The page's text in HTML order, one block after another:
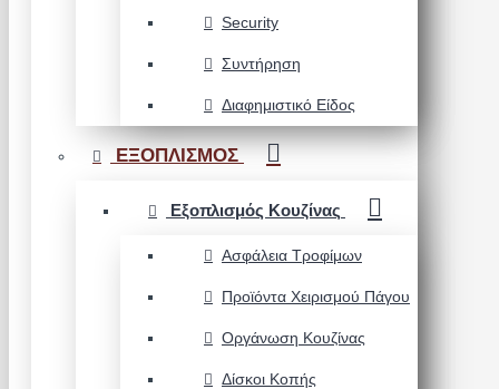
Security
Συντήρηση
Διαφημιστικό Είδος
ΕΞΟΠΛΙΣΜΟΣ
Εξοπλισμός Κουζίνας
Ασφάλεια Τροφίμων
Προϊόντα Χειρισμού Πάγου
Οργάνωση Κουζίνας
Δίσκοι Κοπής